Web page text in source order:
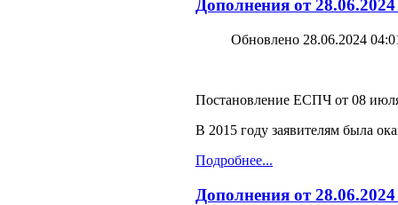
Дополнения от
Обновлено 28.06.2024
Постановление ЕСПЧ от 08
В 2015 году заявителям была
Подробнее...
Дополнения от